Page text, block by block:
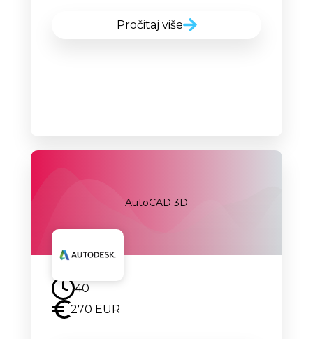
Pročitaj više
AutoCAD 3D
40
270 EUR